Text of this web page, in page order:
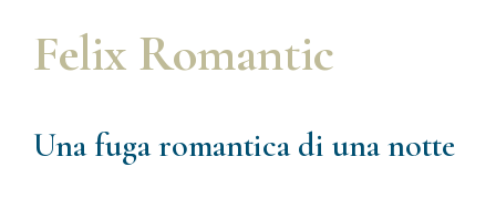
Felix Romantic
Una fuga romantica di una notte